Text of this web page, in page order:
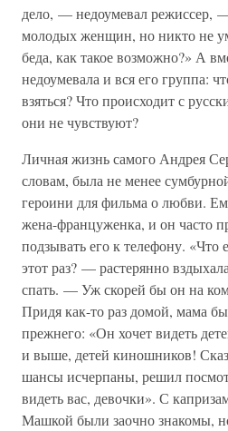
дело, — недоумевал режиссер,
молодых женщин, но никто не
беда, как такое возможно?» А
недоумевала и вся его группа:
взяться? Что происходит с
они не чувствуют?
Личная жизнь самого Андрея
словам, была не менее
героини для фильма о любви.
жена-француженка, и он часто
подзывать его к телефону. «Что
этот раз? — растерянно
спать. — Уж скорей бы он на
Придя как-то раз домой, мама
прежнего: «Он хочет видеть
и выше, детей киношников!
шансы исчерпаны, решил
видеть вас, девочки». С
Машкой были заочно знакомы,